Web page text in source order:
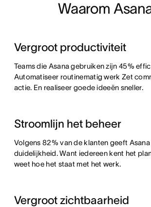
Waarom
Vergroot productiviteit
Teams die Asana gebruiken zijn 45%
Automatiseer routinematig werk Zet
actie. En realiseer goede ideeën sneller.
Stroomlijn het beheer
Volgens 82% van de klanten geeft
duidelijkheid. Want iedereen kent het
weet hoe het staat met het werk.
Vergroot zichtbaarheid